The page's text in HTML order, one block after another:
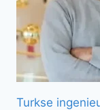
Turkse